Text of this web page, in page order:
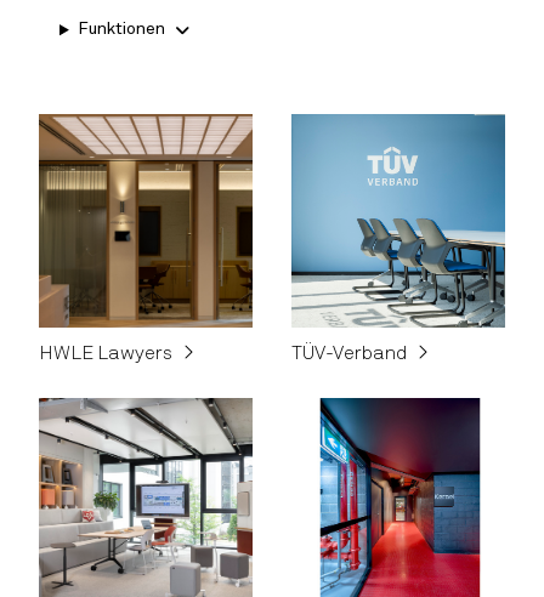
Funktionen
HWLE Lawyers TÜV-Verband